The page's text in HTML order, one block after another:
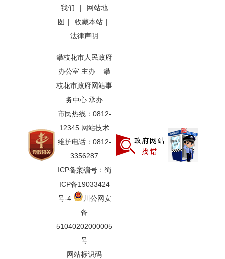
我们 |
网站地
图 | 收藏本站 |
法律声明
攀枝花市人民政府
办公室 主办 攀
枝花市政府网站事
务中心 承办
市民热线：0812-
12345 网站技术
维护电话：0812-
3356287
ICP备案编号：蜀
ICP备19033424
号-4
川公网安
备
51040202000005
号
网站标识码